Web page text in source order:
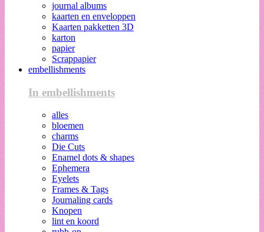
journal albums
kaarten en enveloppen
Kaarten pakketten 3D
karton
papier
Scrappapier
embellishments
In embellishments
alles
bloemen
charms
Die Cuts
Enamel dots & shapes
Ephemera
Eyelets
Frames & Tags
Journaling cards
Knopen
lint en koord